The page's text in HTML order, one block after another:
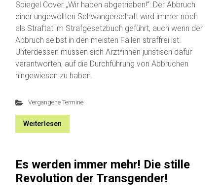
Spiegel Cover „Wir haben abgetrieben!“: Der Abbruch
einer ungewollten Schwangerschaft wird immer noch
als Straftat im Strafgesetzbuch geführt, auch wenn der
Abbruch selbst in den meisten Fällen straffrei ist.
Unterdessen müssen sich Ärzt*innen juristisch dafür
verantworten, auf die Durchführung von Abbrüchen
hingewiesen zu haben.
Vergangene Termine
Weiterlesen
Es werden immer mehr! Die stille
Revolution der Transgender!